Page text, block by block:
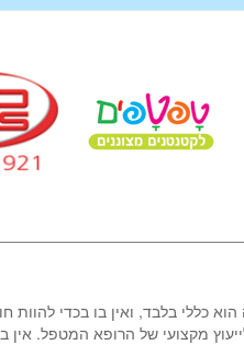
כללי בלבד, ואין בו בכדי
מקצועי של הרופא המטפל.